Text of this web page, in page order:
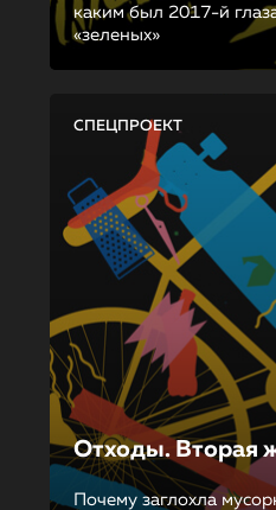
каким был 2017-й
«зеленых»
СПЕЦПРОЕКТ
Отходы. Вторая
Почему заглохла